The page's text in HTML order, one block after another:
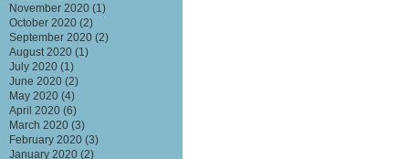
November 2020 (1)
October 2020 (2)
September 2020 (2)
August 2020 (1)
July 2020 (1)
June 2020 (2)
May 2020 (4)
April 2020 (6)
March 2020 (3)
February 2020 (3)
January 2020 (2)